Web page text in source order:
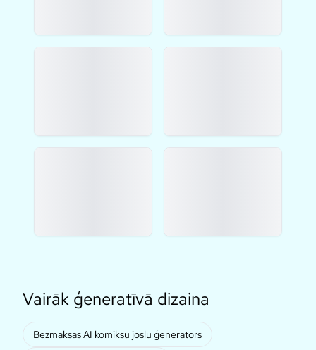
Vairāk ģeneratīvā dizaina
Bezmaksas AI komiksu joslu ģenerators